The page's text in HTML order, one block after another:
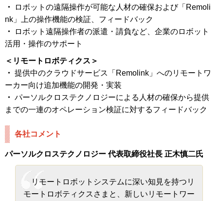
・
ロボットの遠隔操作が可能な人材の確保および「Remoli
nk」上の操作機能の検証、フィードバック
・
ロボット遠隔操作者の派遣・請負など、企業のロボット
活用・操作のサポート
＜リモートロボティクス＞
・ 提供中のクラウドサービス「Remolink」へのリモートワ
ーカー向け追加機能の開発・実装
・ パーソルクロステクノロジーによる人材の確保から提供
までの一連のオペレーション検証に対するフィードバック
各社コメント
パーソルクロステクノロジー 代表取締役社長 正木慎二氏
リモートロボットシステムに深い知見を持つリ
モートロボティクスさまと、新しいリモートワー